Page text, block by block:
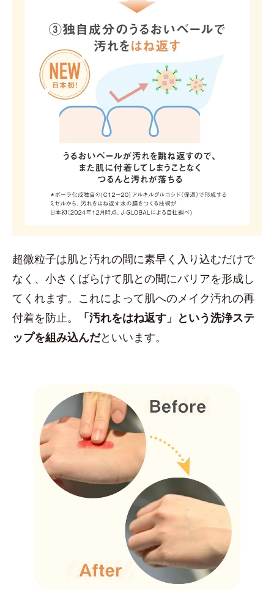
超微粒子は肌と汚れの間に素早く入り込むだけで
なく、小さくばらけて肌との間にバリアを形成し
てくれます。これによって肌へのメイク汚れの再
付着を防止。
「汚れをはね返す」という洗浄ステ
ップを組み込んだといいます。